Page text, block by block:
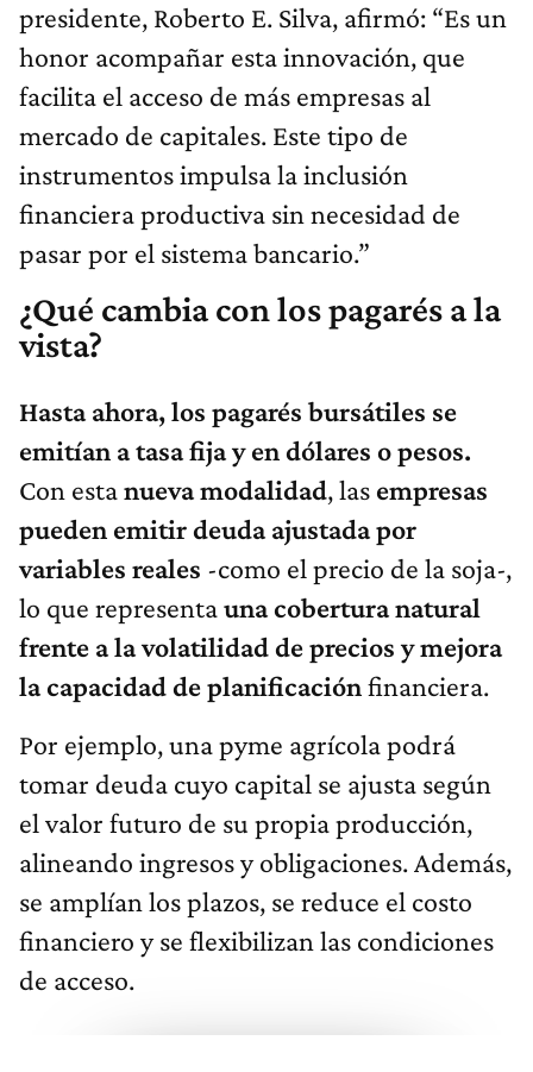
presidente, Roberto E. Silva, afirmó: “Es un
honor acompañar esta innovación, que
facilita el acceso de más empresas al
mercado de capitales. Este tipo de
instrumentos impulsa la inclusión
financiera productiva sin necesidad de
pasar por el sistema bancario.”
¿Qué cambia con los pagarés a la
vista?
Hasta ahora, los pagarés bursátiles se
emitían a tasa fija y en dólares o pesos.
Con estanueva modalidad, las empresas
pueden emitir deuda ajustada por
variables reales -como el precio de la soja-,
lo que representauna cobertura natural
frente a la volatilidad de precios y mejora
la capacidad de planificaciónfinanciera.
Por ejemplo, una pyme agrícola podrá
tomar deuda cuyo capital se ajusta según
el valor futuro de su propia producción,
alineando ingresos y obligaciones. Además,
se amplían los plazos, se reduce el costo
financiero y se flexibilizan las condiciones
de acceso.